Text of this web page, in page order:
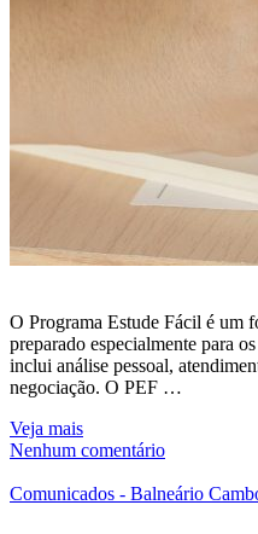
O Programa Estude Fácil é um
preparado especialmente para
inclui análise pessoal,
negociação. O PEF …
Veja mais
Nenhum comentário
Comunicados - Balneário